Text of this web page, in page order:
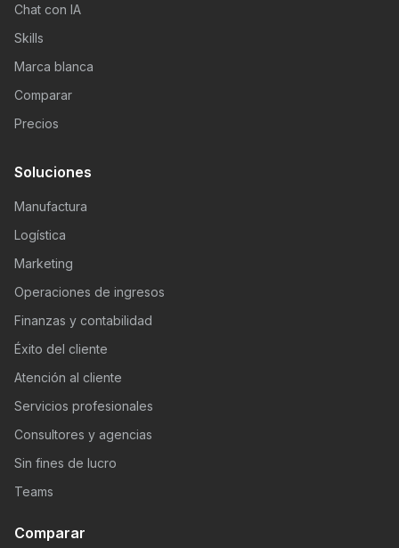
Chat con IA
Skills
Marca blanca
Comparar
Precios
Soluciones
Manufactura
Logística
Marketing
Operaciones de ingresos
Finanzas y contabilidad
Éxito del cliente
Atención al cliente
Servicios profesionales
Consultores y agencias
Sin fines de lucro
Teams
Comparar